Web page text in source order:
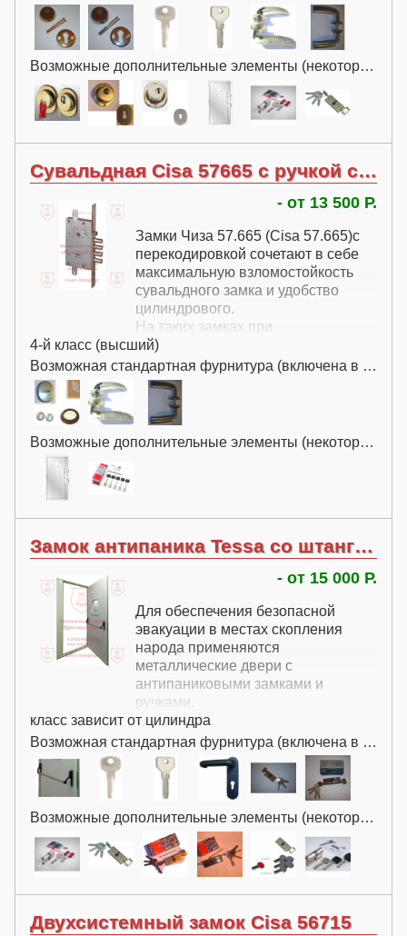
Возможные дополнительные элементы (некоторые за дополнительную плату):
Сувальдная Cisa 57665 с ручкой с перекодировкой
- от 13 500 Р.
Замки Чиза 57.665 (Cisa 57.665)с
перекодировкой сочетают в себе
максимальную взломостойкость
сувальдного замка и удобство
цилиндрового.
На таких замках при
необходимости можно заменить
ключи не меняя всего замка.
4-й класс (высший)
Возможная стандартная фурнитура (включена в цену):
Возможные дополнительные элементы (некоторые за дополнительную плату):
Замок антипаника Tessa со штангой
- от 15 000 Р.
Для обеспечения безопасной
эвакуации в местах скопления
народа применяются
металлические двери с
антипаниковыми замками и
ручками.
класс зависит от цилиндра
Возможная стандартная фурнитура (включена в цену):
Возможные дополнительные элементы (некоторые за дополнительную плату):
Двухсистемный замок Cisa 56715